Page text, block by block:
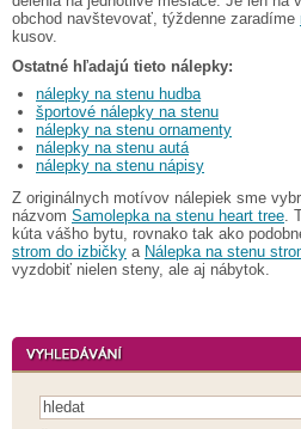
obchod navštevovať, týždenne zaradíme
kusov.
Ostatné hľadajú tieto nálepky:
nálepky na stenu hudba
športové nálepky na stenu
nálepky na stenu ornamenty
nálepky na stenu autá
nálepky na stenu nápisy
Z originálnych motívov nálepiek sme
názvom Samolepka na stenu heart tree.
kúta vášho bytu, rovnako tak ako
strom do izbičky a Nálepka na stenu
vyzdobiť nielen steny, ale aj nábytok.